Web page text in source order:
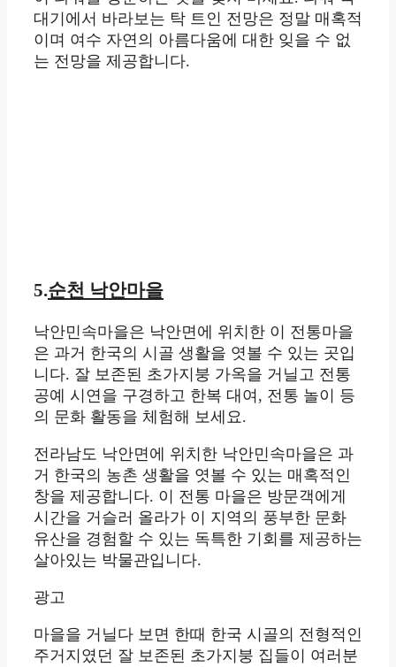
대기에서 바라보는 탁 트인 전망은 정말 매혹적
이며 여수 자연의 아름다움에 대한 잊을 수 없
는 전망을 제공합니다.
5.순천 낙안마을
낙안민속마을은 낙안면에 위치한 이 전통마을
은 과거 한국의 시골 생활을 엿볼 수 있는 곳입
니다. 잘 보존된 초가지붕 가옥을 거닐고 전통
공예 시연을 구경하고 한복 대여, 전통 놀이 등
의 문화 활동을 체험해 보세요.
전라남도 낙안면에 위치한 낙안민속마을은 과
거 한국의 농촌 생활을 엿볼 수 있는 매혹적인
창을 제공합니다. 이 전통 마을은 방문객에게
시간을 거슬러 올라가 이 지역의 풍부한 문화
유산을 경험할 수 있는 독특한 기회를 제공하는
살아있는 박물관입니다.
광고
마을을 거닐다 보면 한때 한국 시골의 전형적인
주거지였던 잘 보존된 초가지붕 집들이 여러분